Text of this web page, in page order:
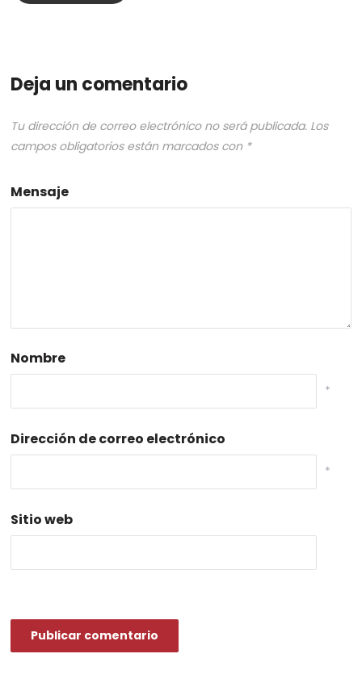
Deja un comentario
Tu dirección de correo electrónico no será publicada. Los
campos obligatorios están marcados con *
Mensaje
Nombre
*
Dirección de correo electrónico
*
Sitio web